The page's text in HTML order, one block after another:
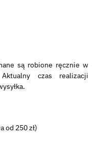
są robione ręcznie w
czas realizacji
od 250 zł)